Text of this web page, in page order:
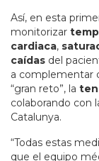
Así, en esta
monitorizar
cardiaca,
caídas del
a complementar
“gran reto”, la
colaborando con
Catalunya.
“Todas estas
que el equipo